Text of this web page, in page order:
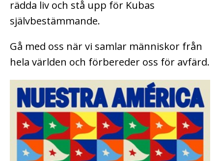
rädda liv och stå upp för Kubas
självbestämmande.
Gå med oss när vi samlar människor från
hela världen och förbereder oss för avfärd.